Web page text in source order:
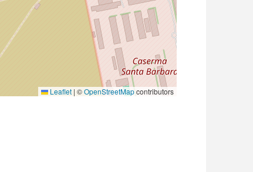
Leaflet | ©OpenStreetMapcontributors